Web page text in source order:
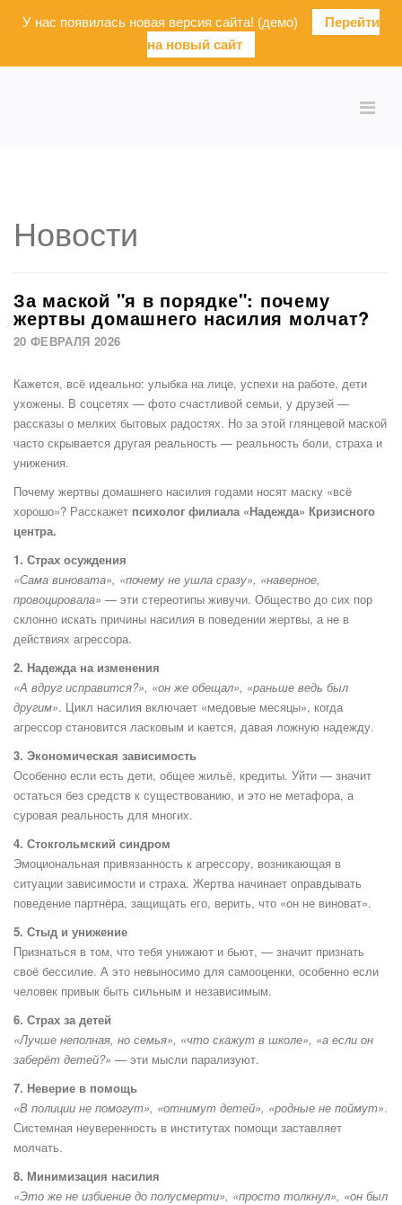
У нас появилась новая версия сайта! (демо)
Перейти
на новый сайт
Новости
За маской "я в порядке": почему
жертвы домашнего насилия молчат?
20 ФЕВРАЛЯ 2026
Кажется, всё идеально: улыбка на лице, успехи на работе, дети
ухожены. В соцсетях — фото счастливой семьи, у друзей —
рассказы о мелких бытовых радостях. Но за этой глянцевой маской
часто скрывается другая реальность — реальность боли, страха и
унижения.
Почему жертвы домашнего насилия годами носят маску «всё
хорошо»? Расскажет психолог филиала «Надежда» Кризисного
центра.
1. Страх осуждения
«Сама виновата», «почему не ушла сразу», «наверное,
провоцировала» — эти стереотипы живучи. Общество до сих пор
склонно искать причины насилия в поведении жертвы, а не в
действиях агрессора.
2. Надежда на изменения
«А вдруг исправится?», «он же обещал», «раньше ведь был
другим». Цикл насилия включает «медовые месяцы», когда
агрессор становится ласковым и кается, давая ложную надежду.
3. Экономическая зависимость
Особенно если есть дети, общее жильё, кредиты. Уйти — значит
остаться без средств к существованию, и это не метафора, а
суровая реальность для многих.
4. Стокгольмский синдром
Эмоциональная привязанность к агрессору, возникающая в
ситуации зависимости и страха. Жертва начинает оправдывать
поведение партнёра, защищать его, верить, что «он не виноват».
5. Стыд и унижение
Признаться в том, что тебя унижают и бьют, — значит признать
своё бессилие. А это невыносимо для самооценки, особенно если
человек привык быть сильным и независимым.
6. Страх за детей
«Лучше неполная, но семья», «что скажут в школе», «а если он
заберёт детей?» — эти мысли парализуют.
7. Неверие в помощь
«В полиции не помогут», «отнимут детей», «родные не поймут».
Системная неуверенность в институтах помощи заставляет
молчать.
8. Минимизация насилия
«Это же не избиение до полусмерти», «просто толкнул», «он был